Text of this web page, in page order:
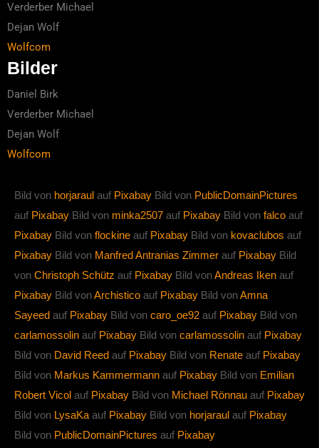
Verderber Michael
Dejan Wolf
Wolfcom
Bilder
Daniel Birk
Verderber Michael
Dejan Wolf
Wolfcom
Bild von horjaraul auf Pixabay Bild von PublicDomainPictures
auf Pixabay Bild von minka2507 auf Pixabay Bild von falco auf
Pixabay Bild von flockine auf Pixabay Bild von kovaclubos auf
Pixabay Bild von Manfred Antranias Zimmer auf Pixabay Bild
von Christoph Schütz auf Pixabay Bild vonAndreas Iken auf
Pixabay Bild vonArchistico auf Pixabay Bild vonAmna
Sayeed auf Pixabay Bild von caro_oe92 auf Pixabay Bild von
carlamossolin auf Pixabay Bild von carlamossolin auf Pixabay
Bild von David Reed auf Pixabay Bild von Renate auf Pixabay
Bild von Markus Kammermann auf Pixabay Bild von Emilian
Robert Vicol auf Pixabay Bild von Michael Rönnau auf Pixabay
Bild von LysaKa auf Pixabay Bild von horjaraul auf Pixabay
Bild von PublicDomainPictures auf Pixabay